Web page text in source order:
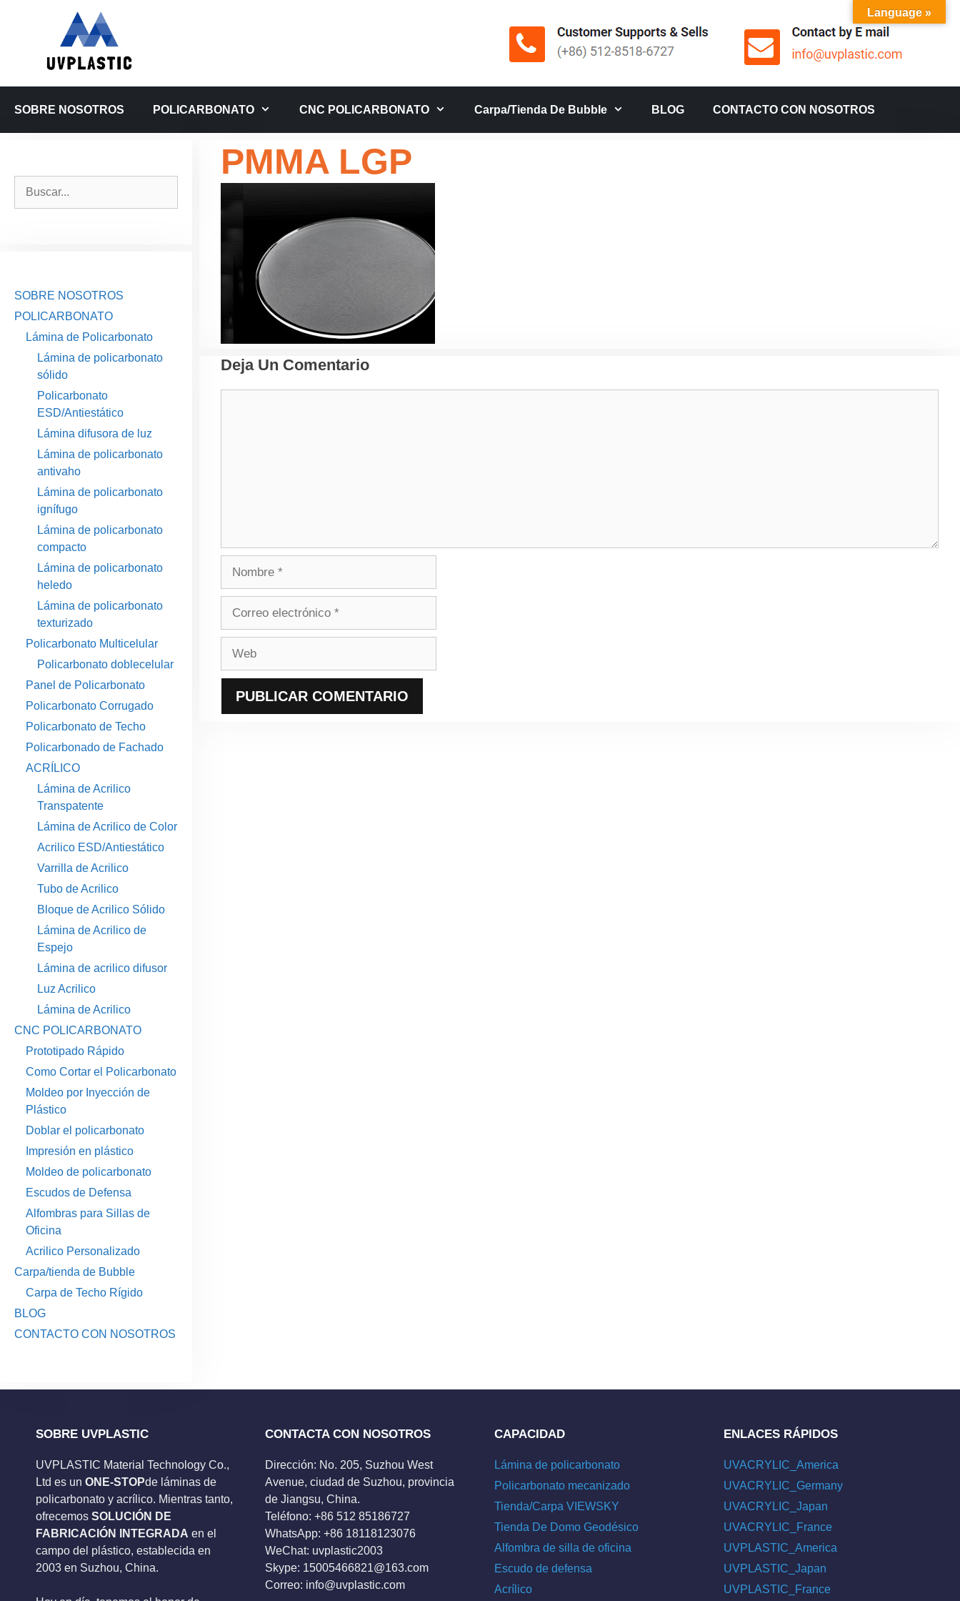
SOBRE NOSOTROS POLICARBONATO CNC POLICARBONATO Carpa/tienda De Bubble BLOG CONTACTO CON NOSOTROS
PMMA LGP
Deja Un Comentario
SOBRE NOSOTROS
POLICARBONATO
Lámina de Policarbonato
Lámina de policarbonato
sólido
Policarbonato
ESD/Antiestático
Lámina difusora de luz
Lámina de policarbonato
antivaho
Lámina de policarbonato
ignífugo
Lámina de policarbonato
compacto
Lámina de policarbonato
heledo
Lámina de policarbonato
texturizado
Policarbonato Multicelular
Policarbonato doblecelular
Panel de Policarbonato
Policarbonato Corrugado
Policarbonato de Techo
Policarbonado de Fachado
ACRÍLICO
Lámina de Acrilico
Transpatente
Lámina de Acrilico de Color
Acrilico ESD/Antiestático
Varrilla de Acrilico
Tubo de Acrilico
Bloque de Acrilico Sólido
Lámina de Acrilico de
Espejo
Lámina de acrilico difusor
Luz Acrilico
Lámina de Acrilico
CNC POLICARBONATO
Prototipado Rápido
Como Cortar el Policarbonato
Moldeo por Inyección de
Plástico
Doblar el policarbonato
Impresión en plástico
Moldeo de policarbonato
Escudos de Defensa
Alfombras para Sillas de
Oficina
Acrilico Personalizado
Carpa/tienda de Bubble
Carpa de Techo Rígido
BLOG
CONTACTO CON NOSOTROS
SOBRE UVPLASTIC
UVPLASTIC Material Technology Co.,
Ltd es un ONE-STOPde láminas de
policarbonato y acrílico. Mientras tanto,
ofrecemos SOLUCIÓN DE
FABRICACIÓN INTEGRADA en el
campo del plástico, establecida en
2003 en Suzhou, China.
CONTACTA CON NOSOTROS
Dirección: No. 205, Suzhou West
Avenue, ciudad de Suzhou, provincia
de Jiangsu, China.
Teléfono: +86 512 85186727
WhatsApp: +86 18118123076
WeChat: uvplastic2003
Skype: 15005466821@163.com
Correo: info@uvplastic.com
CAPACIDAD
Lámina de policarbonato
Policarbonato mecanizado
Tienda/Carpa VIEWSKY
Tienda De Domo Geodésico
Alfombra de silla de oficina
Escudo de defensa
Acrílico
ENLACES RÁPIDOS
UVACRYLIC_America
UVACRYLIC_Germany
UVACRYLIC_Japan
UVACRYLIC_France
UVPLASTIC_America
UVPLASTIC_Japan
UVPLASTIC_France
Language »